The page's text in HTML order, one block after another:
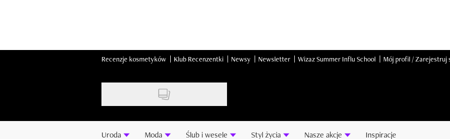
Recenzje kosmetyków Klub Recenzentki Newsy Newsletter Wizaz Summer Influ School Mój profil / Zarejestruj
Uroda Moda Ślub i wesele Styl życia Nasze akcje Inspiracje